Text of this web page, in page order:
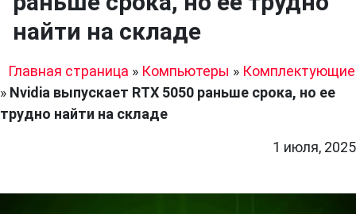
найти на складе
Главная страница » Компьютеры » Комплектующие
» Nvidia выпускает RTX 5050 раньше срока, но ее
трудно найти на складе
1 июля, 2025